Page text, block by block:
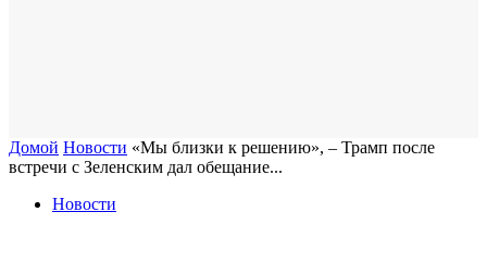
Домой Новости «Мы близки к решению», – Трамп после
встречи с Зеленским дал обещание...
Новости